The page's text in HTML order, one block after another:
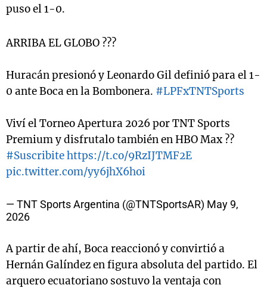
puso el 1-0.
ARRIBA EL GLOBO ???
Huracán presionó y Leonardo Gil definió para el 1-
0 ante Boca en la Bombonera. #LPFxTNTSports
Viví el Torneo Apertura 2026 por TNT Sports
Premium y disfrutalo también en HBO Max ??
#Suscribitehttps://t.co/9RzIJTMF2E
pic.twitter.com/yy6jhX6hoi
— TNT Sports Argentina (@TNTSportsAR) May 9,
2026
A partir de ahí, Boca reaccionó y convirtió a
Hernán Galíndez en figura absoluta del partido. El
arquero ecuatoriano sostuvo la ventaja con